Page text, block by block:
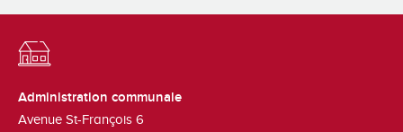
Administration communale
Avenue St-François 6